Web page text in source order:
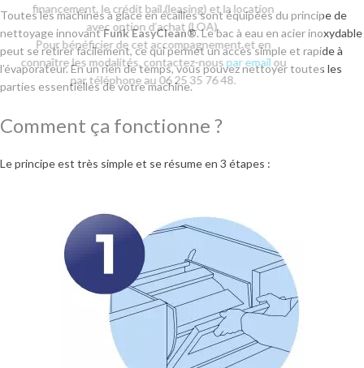
financement, le crédit bail (leasing) et la location
avec option d’achat (LOA).
Pour bénéficier de cet accompagnement et en
connaître les modalités, contactez-nouspar email
par téléphone au 06 25 35 76 48.
Toutes les machines à glace en écailles sont équipées du principe de
nettoyage innovantFunk EasyClean®. Le bac à eau en acier inoxydable
peut se retirer facilement, ce qui permet un accès simple et rapide à
l’évaporateur. En un rien de temps, vous pouvez nettoyer toutes les
parties essentielles de votre machine.
Comment ça fonctionne ?
Le principe est très simple et se résume en 3 étapes :